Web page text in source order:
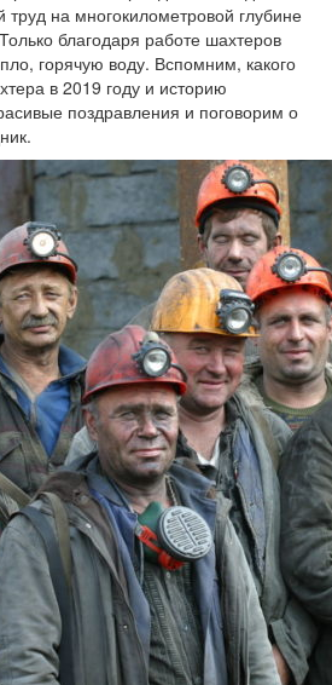
на многокилометровой глубине
благодаря работе шахтеров
горячую воду. Вспомним, какого
в 2019 году и историю
поздравления и поговорим о